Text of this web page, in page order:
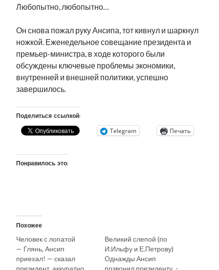
Любопытно, любопытно…
Он снова пожал руку Ансипа, тот кивнул и шаркнул
ножкой. Еженедельное совещание президента и
премьер-министра, в ходе которого были
обсуждены ключевые проблемы экономики,
внутренней и внешней политики, успешно
завершилось.
Поделиться ссылкой:
Telegram Печать
Понравилось это:
Похожее
Человек с лопатой
— Глянь, Ансип
приехал! — сказал
президент, аккуратно
Великий слепой (по
И.Ильфу и Е.Петрову)
Однажды Ансип
позвонил президенту. -